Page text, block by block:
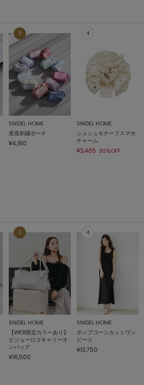
SNIDEL HOME
星座刺繍ポーチ
¥4,180
SNIDEL HOME
シュシュモチーフスマホ
チャーム
¥3,465 30%OFF
SNIDEL HOME
【WEB限定カラーあり】
ビジューロゴキャリーオ
ンバッグ
¥16,500
SNIDEL HOME
ポップコーンカットワン
ピース
¥13,750